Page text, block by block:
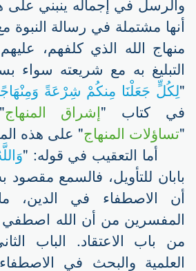
والرسل في إجماله ينبني على
أنها مشتملة في رسالة
منهاج الله الذي كلفهم،
التبليغ به مع شريعته سواء
"لِكُلٍّ جَعَلْنَا مِنكُمْ شِرْعَةً
في كتاب "إشراق المنهاج
"تساؤلات المنهاج" على هذه
أما التعقيب في قوله: "
بابان للتأويل، فالسمع مقصود
أن الاصطفاء في الدين،
المفسرين من أن الله اصطفي
من باب الاعتقاد. الباب
العلمية والبحث في